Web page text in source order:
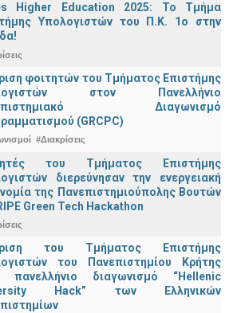
Higher Education 2025: Το Τμήμα
Υπολογιστών του Π.Κ. 1ο στην
φοιτητών του Τμήματος Επιστήμης
στον Πανελλήνιο
Διαγωνισμό
(GRCPC)
#Διακρίσεις
του Τμήματος Επιστήμης
διερεύνησαν την ενεργειακή
της Πανεπιστημιούπολης Βουτών
Green Tech Hackathon
του Τμήματος Επιστήμης
του Πανεπιστημίου Κρήτης
πανελλήνιο διαγωνισμό “Hellenic
Hack” των Ελληνικών